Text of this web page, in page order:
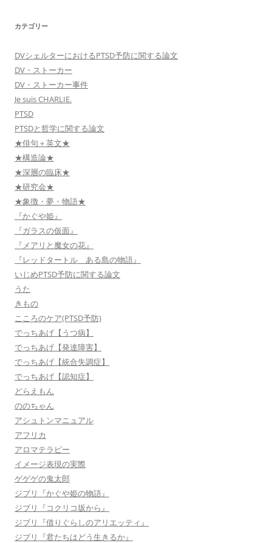
カテゴリー
DVシェルターにおけるPTSD予防に関する論文
DV・ストーカー
DV・ストーカー事件
Je suis CHARLIE.
PTSD
PTSDと哲学に関する論文
★俳句＋英文★
★構造論★
★深層の臨床★
★研究会★
★象徴・夢・物語★
『かぐや姫』
『ガラスの仮面』
『メアリと魔女の花』
『レッドタートル ある島の物語』
いじめPTSD予防に関する論文
うた
きもの
こころのケア(PTSD予防)
でっちあげ【うつ病】
でっちあげ【発達障害】
でっちあげ【統合失調症】
でっちあげ【認知症】
どらえもん
ののちゃん
アシュトンマニュアル
アフリカ
アロマテラピー
イメージ表現の実際
ゲゲゲの鬼太郎
ジブリ『かぐや姫の物語』
ジブリ『コクリコ坂から』
ジブリ『借りぐらしのアリエッティ』
ジブリ『君たちはどう生きるか』